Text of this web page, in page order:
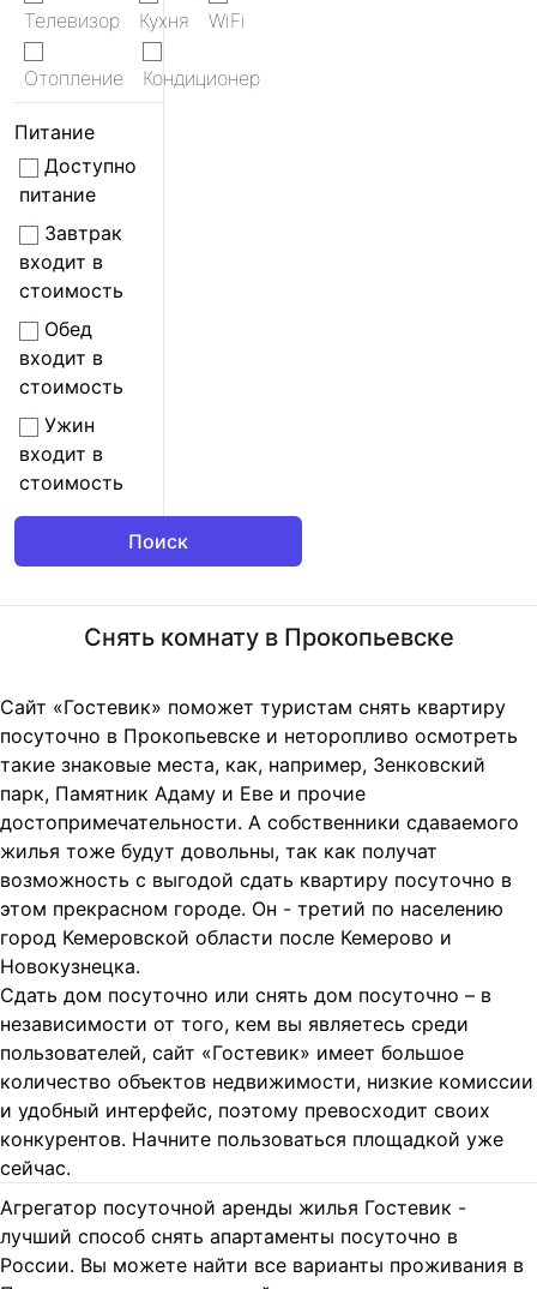
Телевизор Кухня WiFi
Отопление Кондиционер
Питание
Доступно
питание
Завтрак
входит в
стоимость
Обед
входит в
стоимость
Ужин
входит в
стоимость
Снять комнату в Прокопьевске
Сайт «Гостевик» поможет туристам снять квартиру
посуточно в Прокопьевске и неторопливо осмотреть
такие знаковые места, как, например, Зенковский
парк, Памятник Адаму и Еве и прочие
достопримечательности. А собственники сдаваемого
жилья тоже будут довольны, так как получат
возможность с выгодой сдать квартиру посуточно в
этом прекрасном городе. Он - третий по населению
город Кемеровской области после Кемерово и
Новокузнецка.
Сдать дом посуточно или снять дом посуточно – в
независимости от того, кем вы являетесь среди
пользователей, сайт «Гостевик» имеет большое
количество объектов недвижимости, низкие комиссии
и удобный интерфейс, поэтому превосходит своих
конкурентов. Начните пользоваться площадкой уже
сейчас.
Агрегатор посуточной аренды жилья Гостевик -
лучший способ снять апартаменты посуточно в
России. Вы можете найти все варианты проживания в